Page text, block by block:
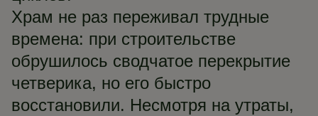
Храм не раз переживал трудные
времена: при строительстве
обрушилось сводчатое перекрытие
четверика, но его быстро
восстановили. Несмотря на утраты,